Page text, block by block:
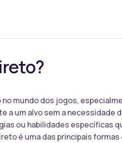
mundo dos jogos,
a um alvo sem a
ou habilidades específicas
é uma das principais